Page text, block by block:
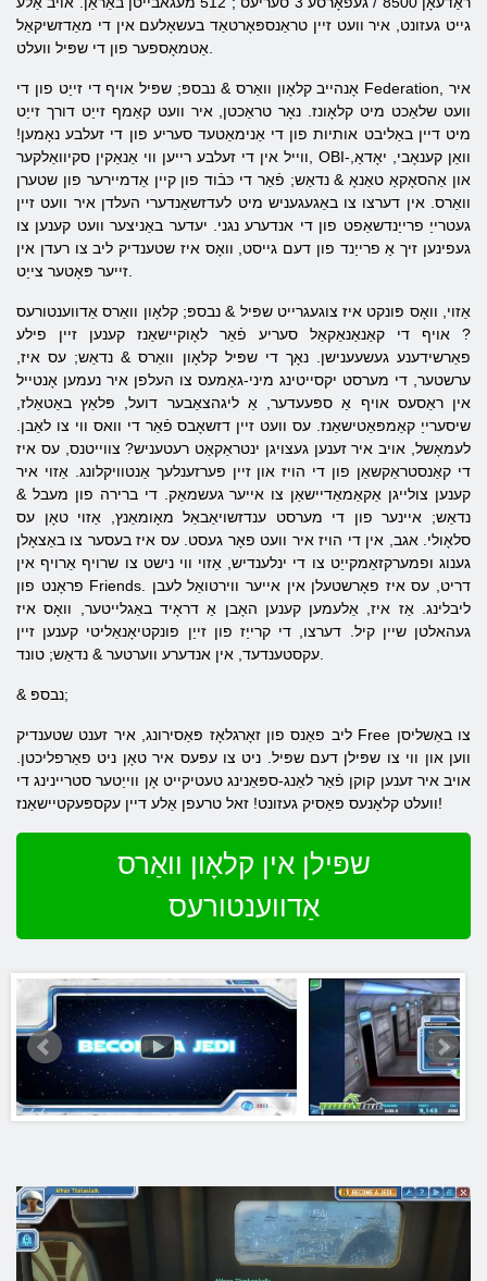
גייט געזונט, איר וועט זיין טראַנספּאָרטאַד בעשאָלעם אין די מאַדזשיקאַל
אָנהייבקלאָון וואַרס& נבספּ; שפּיל אויף די זייַט פון די Federation, איר
וועט שלאַכט מיט קלאָונז. נאָר טראַכטן, איר וועט קאַמף זייַט דורך זייַט
מיט דיין באַליבט אותיות פון די אַנימאַטעד סעריע פון ​​די זעלבע נאָמען!
ווייל אין די זעלבע רייען ווי אַנאַקין סקיוואַלקער, OBI-וואַן קענאָבי, יאָדאַ,
און אַהסאָקאַ טאַנאָ & נדאַש; פֿאַר די כּבֿוד פון קיין אַדמיירער פון שטערן
וואַרס. אין דערצו צו באַגעגעניש מיט לעדזשאַנדערי העלדן איר וועט זיין
געטרייַ פרייַנדשאַפט פון די אנדערע נגני. יעדער באַניצער וועט קענען צו
געפינען זיך אַ פרייַנד פון דעם גייסט, וואָס איז שטענדיק ליב צו רעדן אין
אַזוי, וואָס פּונקט איז צוגעגרייט שפּיל & נבספּ;קלאָון וואַרס אַדווענטורעס
? אויף די קאַנאַנאַקאַל סעריע פֿאַר לאָוקיישאַנז קענען זיין פילע
פאַרשידענע געשעענישן. נאָך די שפּילקלאָון וואַרס & נדאַש; עס איז,
ערשטער, די מערסט יקסייטינג מיני-גאַמעס צו העלפן איר נעמען אָנטייל
אין ראַסעס אויף אַ ספּעעדער, אַ ליגהצאַבער דועל, פּלאַץ באַטאַלז,
שיסערייַ קאַמפּאַטישאַנז. עס וועט זיין דזשאָבס פֿאַר די וואס ווי צו לאַבן.
לעמאָשל, אויב איר זענען געצויגן ינטראַקאַט רעטעניש? צווייטנס, עס איז
די קאַנסטראַקשאַן פון די הויז און זיין פּערזענלעך אַנטוויקלונג. אַזוי איר
קענען צולייגן אַקאַמאַדיישאַן צו אייער געשמאַק. די ברירה פון מעבל &
נדאַש; איינער פון די מערסט ענדזשויאַבאַל מאָומאַנץ, אַזוי טאָן עס
סלאָולי. אגב, אין די הויז איר וועט פאָר געסט. עס איז בעסער צו באַצאָלן
גענוג ופמערקזאַמקייַט צו די ינלענדיש, אַזוי ווי נישט צו שרויף אַרויף אין
פראָנט פון Friends. דריט, עס איז פאָרשטעלן אין אייער ווירטואַל לעבן
ליבלינג. אַז איז, אַלעמען קענען האָבן אַ דראָיד באַגלייטער, וואָס איז
געהאלטן שיין קיל. דערצו, די קרייַז פון זייַן פונקטיאָנאַליטי קענען זיין
& נבספּ;
ליב פאַנס פון זאָרגלאָז פּאַסירונג, איר זענט שטענדיק Free צו באַשליסן
ווען און ווי צו שפּילן דעם שפּיל. ניט צו עפּעס איר טאָן ניט פאַרפליכטן.
אויב איר זענען קוקן פֿאַר לאַנג-ספּאַנינג טעטיקייט אָן ווייַטער סטריינינג די
וועלט קלאָנעס פּאַסיק געזונט! זאל טרעפן אַלע דיין עקספּעקטיישאַנז!
שפּילן אין קלאָון וואַרס
אַדווענטורעס